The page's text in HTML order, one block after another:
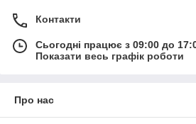
Контакти
Сьогодні працює з 09:00 до
Показати весь графік роботи
Про нас